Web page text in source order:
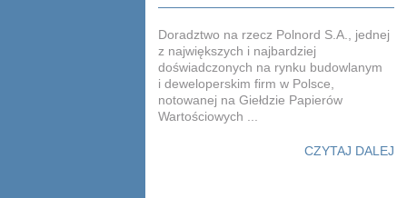
Doradztwo na rzecz Polnord S.A., jednej
z największych i najbardziej
doświadczonych na rynku budowlanym
i deweloperskim firm w Polsce,
notowanej na Giełdzie Papierów
Wartościowych ...
CZYTAJ DALEJ